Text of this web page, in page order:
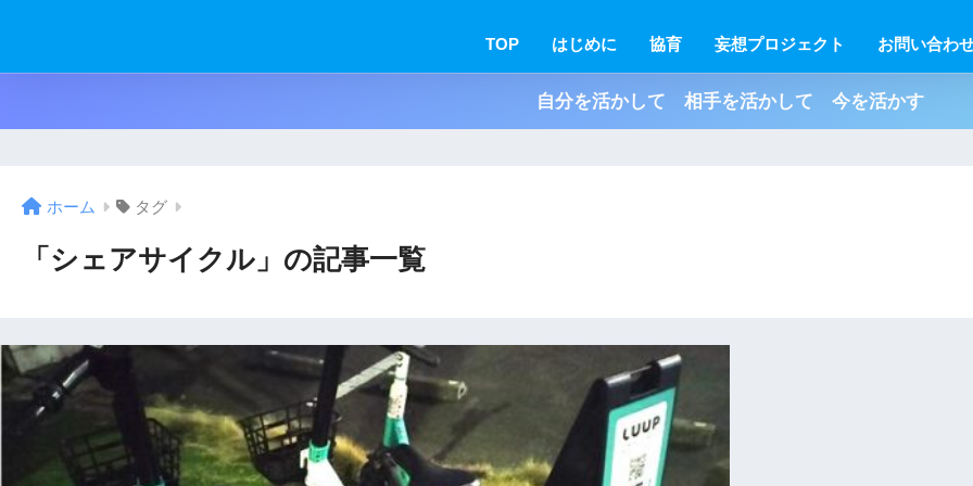
TOP はじめに 協育 妄想プロジェクト お問い合わ
自分を活かして 相手を活かして 今を活かす
ホーム タグ
「シェアサイクル」の記事一覧